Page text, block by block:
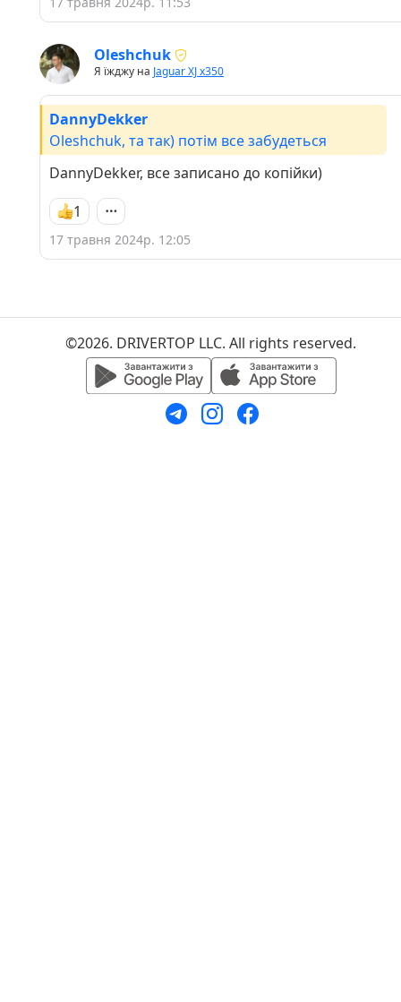
Oleshchuk
Я їжджу на Jaguar XJ x350
DannyDekker
Oleshchuk, та так) потім все забудеться
DannyDekker, все записано до копійки)
1
17 травня 2024р. 12:05
©2026. DRIVERTOP LLC. All rights reserved.